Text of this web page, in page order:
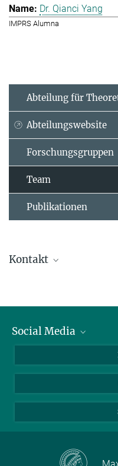
Dr. Qianci Yang
IMPRS Alumna
Abteilung für
Abteilungswebsite
Forschungsgruppen
Team
Publikationen
Kontakt
+49
Assistenz
Social Media
LinkedIn